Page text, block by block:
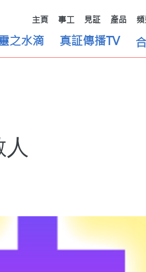
主頁 事工 見証 產品
之水滴 真証傳播TV